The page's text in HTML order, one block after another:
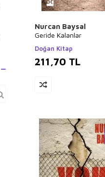
Nurcan Baysal
Geride Kalanlar
Doğan Kitap
211,70 TL